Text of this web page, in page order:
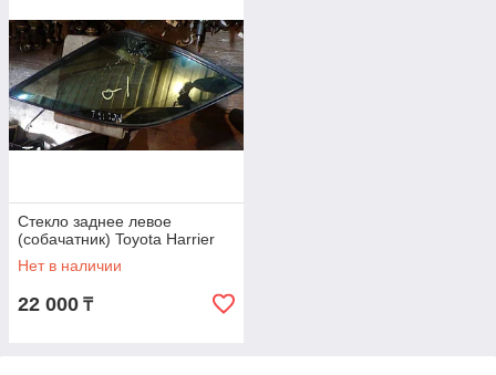
Стекло заднее левое
(собачатник) Toyota Harrier
Нет в наличии
22 000 ₸